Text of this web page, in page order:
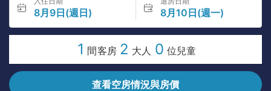
8月9日(週日) 8月10日(週一)
1 間客房 2 大人 0 位兒童
查看空房情況與房價